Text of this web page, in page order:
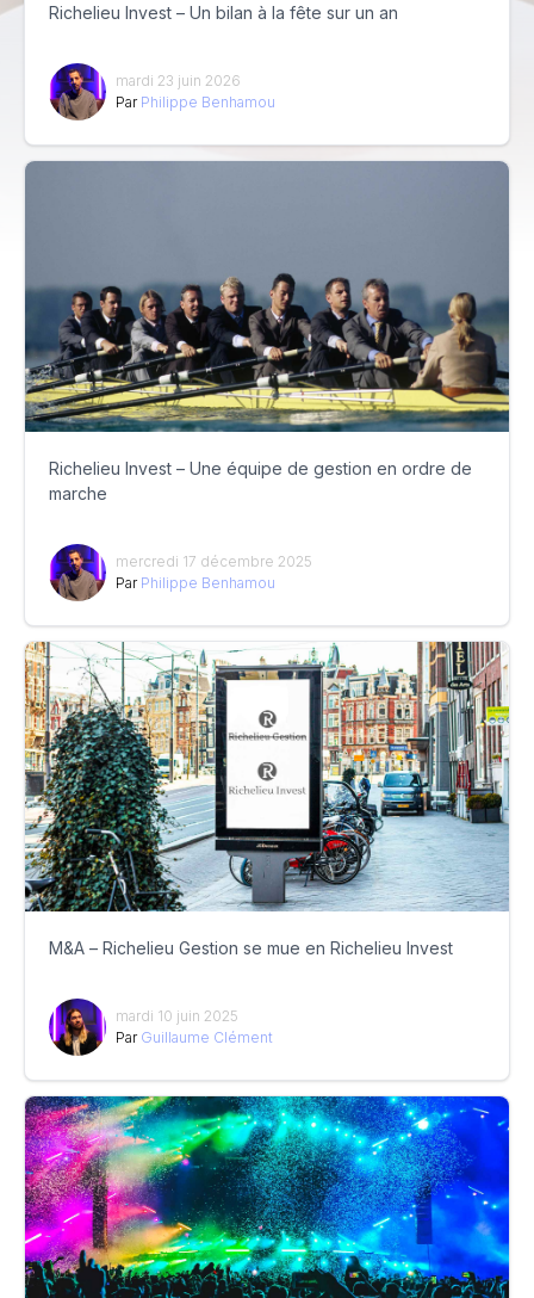
Richelieu Invest – Un bilan à la fête sur un an
mardi 23 juin 2026
Par Philippe Benhamou
Richelieu Invest – Une équipe de gestion en ordre de
marche
mercredi 17 décembre 2025
Par Philippe Benhamou
M&A – Richelieu Gestion se mue en Richelieu Invest
mardi 10 juin 2025
Par Guillaume Clément